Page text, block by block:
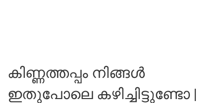
കിണ്ണത്തപ്പം നിങ്ങൾ
ഇതുപോലെ കഴിച്ചിട്ടുണ്ടോ |